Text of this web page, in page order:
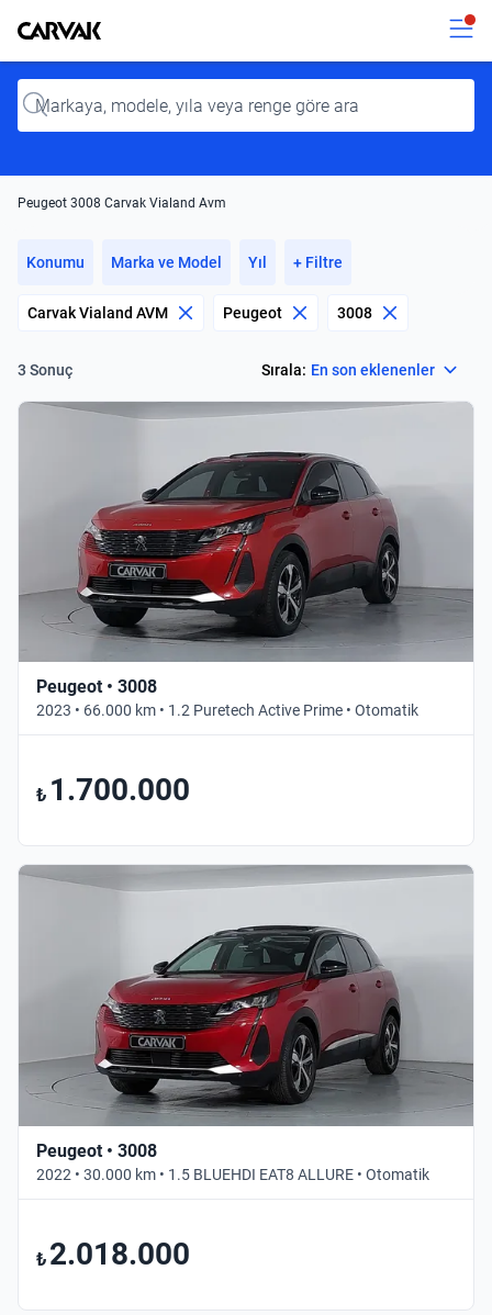
Kavak
Input
Peugeot 3008 Carvak Vialand Avm
Konumu Marka ve Model Yıl + Filtre
Carvak Vialand AVM Peugeot 3008
3 Sonuç Sırala: En son eklenenler
Peugeot • 3008
2023 • 66.000 km • 1.2 Puretech Active Prime • Otomatik
₺ 1.700.000
Peugeot • 3008
2022 • 30.000 km • 1.5 BLUEHDI EAT8 ALLURE • Otomatik
₺ 2.018.000